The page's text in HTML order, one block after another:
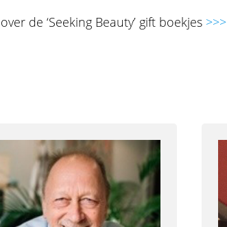
de ‘Seeking Beauty’ gift boekjes >>>